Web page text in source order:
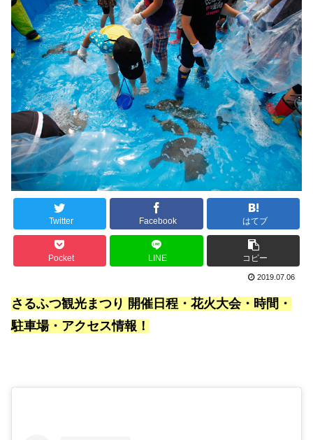
Twitter Facebook はてブ
Pocket LINE コピー
2019.07.06
さるふつ観光まつり 開催日程・花火大会・時間・
駐車場・アクセス情報！